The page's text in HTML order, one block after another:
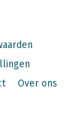
Over ons